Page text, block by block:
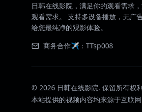
日韩在线影院，满足你的观看需求
观看需求。 支持多设备播放，无广
给您最纯净的观影体验。
商务合作✈️：TTsp008
© 2026 日韩在线影院. 保留所有权
本站提供的视频内容均来源于互联网